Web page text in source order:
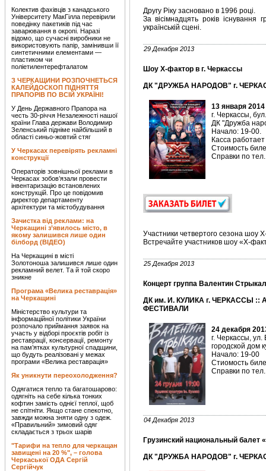
Колектив фахівців з канадського
Університету МакГілла перевірили
поведінку пакетиків під час
заварювання в окропі. Наразі
відомо, що сучасні виробники не
використовують папір, замінивши її
синтетичними елементами —
пластиком чи
поліетилентерефталатом
З ЧЕРКАЩИНИ РОЗПОЧНЕТЬСЯ
КАЛЕЙДОСКОП ПІДНЯТТЯ
ПРАПОРІВ ПО ВСІЙ УКРАЇНІ!
У День Державного Прапора на
честь 30-річчя Незалежності нашої
країни Глава держави Володимир
Зеленський підніме найбільший в
області синьо-жовтий стяг
У Черкасах перевірять рекламні
конструкції
Операторів зовнішньої реклами в
Черкасах зобов’язали провести
інвентаризацію встановлених
конструкцій. Про це повідомив
директор департаменту
архітектури та містобудування
Зачистка від реклами: на
Черкащині з’явилось місто, в
якому залишився лише один
білборд (ВІДЕО)
На Черкащині в місті
Золотоноша залишився лише один
рекламний велет. Та й той скоро
зникне
Програма «Велика реставрація»
на Черкащині
Міністерство культури та
інформаційної політики України
розпочало приймання заявок на
участь у відборі проєктів робіт із
реставрації, консервації, ремонту
на пам’ятках культурної спадщини,
що будуть реалізовані у межах
програми «Велика реставрація»
Як уникнути переохолодження?
Одягатися тепло та багатошарово:
одягніть на себе кілька тонких
кофтин замість однієї теплої, щоб
не спітніти. Якщо стане спекотно,
завжди можна зняти одну з одеж.
«Правильний» зимовий одяг
складається з трьох шарів
"Тарифи на тепло для черкащан
завищені на 20 %", – голова
Черкаської ОДА Сергій
Сергійчук
Другу Ріку засновано в 1996 році.
За вісімнадцять років існування
українській сцені.
29 Декабря 2013
Шоу Х-фактор в г. Черкассы
ДК "ДРУЖБА НАРОДОВ" г.
13 января 2014
г. Черкассы,
ДК "Дружба
Начало: 19-00.
Касса
Стоимость
Справки по
Участники четвертого сезона шоу
Встречайте участников шоу «Х-
25 Декабря 2013
Концерт группа Валентин
ДК им. И. КУЛИКА г. ЧЕРКАССЫ
ФЕСТИВАЛИ
24 декабря
г. Черкассы, ул.
городской дом
Начало: 19-00
Стиомость
Справки по
04 Декабря 2013
Грузинский национальный балет
ДК "ДРУЖБА НАРОДОВ" г.